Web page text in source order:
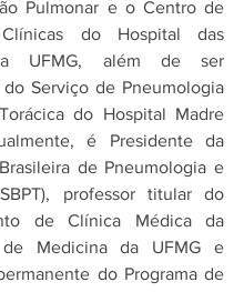
Pulmonar e o Centro de
Clínicas do Hospital das
UFMG, além de ser
Serviço de Pneumologia
do Hospital Madre
é Presidente da
de Pneumologia e
professor titular do
de Clínica Médica da
de Medicina da UFMG e
do Programa de